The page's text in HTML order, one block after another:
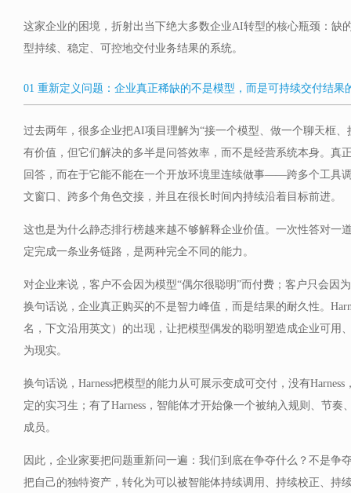
这家企业的困境，折射出当下绝大多数企业AI转型的核心瓶颈：缺
型持续、稳定、可控地交付业务结果的系统。
01 重新定义问题：企业真正稀缺的不是模型，而是可持续交付结果
过去两年，很多企业把AI项目理解为“接一个模型、做一个聊天框
有价值，但它们解决的多半是问答效率，而不是经营系统本身。真
回答，而在于它能不能在一个开放环境里连续做事——跨多个工具
文窗口、跨多个角色交接，并且在很长时间内持续沿着目标前进。
这也是为什么静态排行榜越来越不够解释企业价值。一次性答对一
定完成一条业务链路，是两种完全不同的能力。
对企业来说，客户不会因为模型“偶尔很聪明”而付费；客户只会因
换句话说，企业真正购买的不是智力峰值，而是结果的耐久性。
名，下文沿用英文）的出现，让把模型偶发的聪明塑造成企业可用
为现实。
换句话说，Harness把模型的能力从可展示变成可交付，没有
定的实习生；有了Harness，智能体才开始像一个被纳入规则、节奏
成员。
因此，企业家要把问题重新问一遍：我们到底在争夺什么？不是争
把自己的独特资产，转化为可以被智能体持续调用、持续校正、持